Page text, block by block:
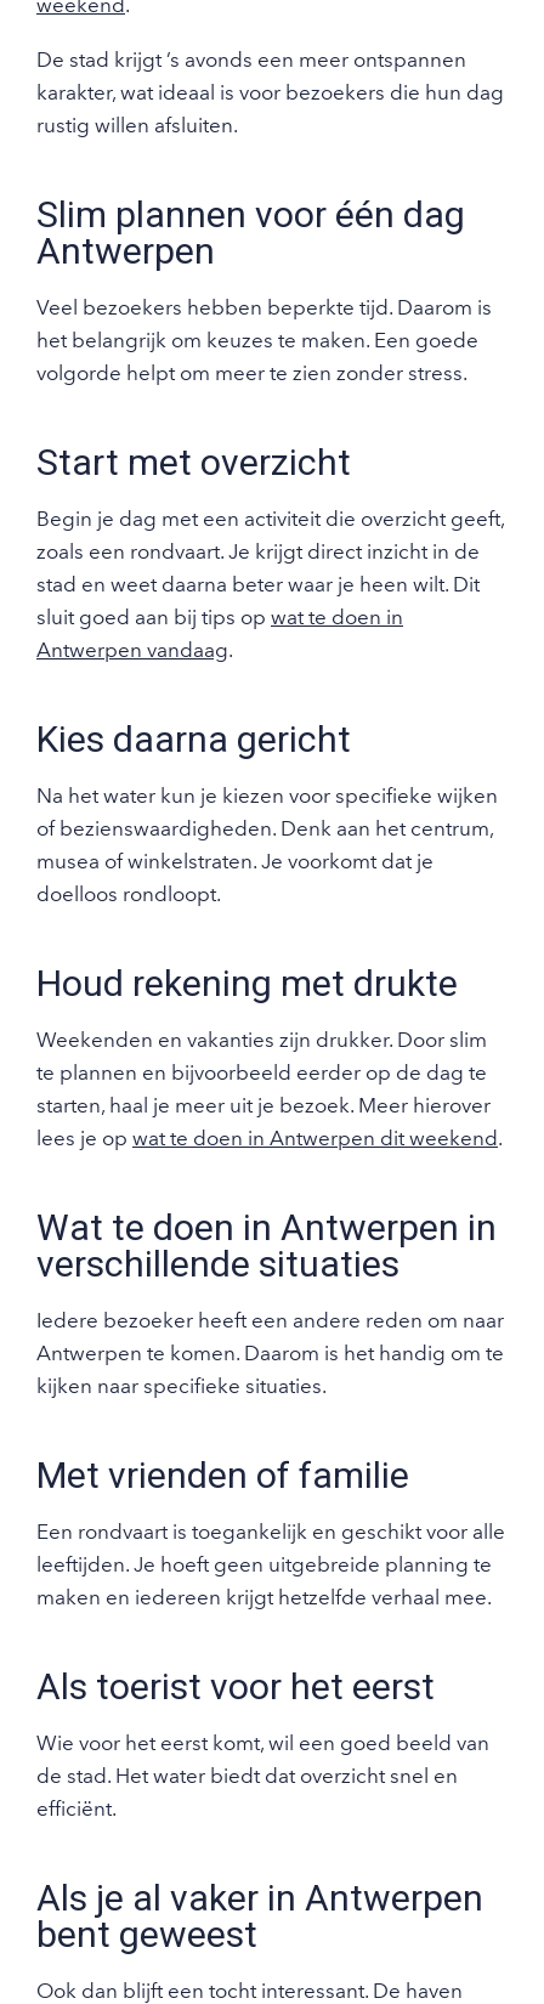
weekend.
De stad krijgt ’s avonds een meer ontspannen
karakter, wat ideaal is voor bezoekers die hun dag
rustig willen afsluiten.
Slim plannen voor één dag
Antwerpen
Veel bezoekers hebben beperkte tijd. Daarom is
het belangrijk om keuzes te maken. Een goede
volgorde helpt om meer te zien zonder stress.
Start met overzicht
Begin je dag met een activiteit die overzicht geeft,
zoals een rondvaart. Je krijgt direct inzicht in de
stad en weet daarna beter waar je heen wilt. Dit
sluit goed aan bij tips op wat te doen in
Antwerpen vandaag.
Kies daarna gericht
Na het water kun je kiezen voor specifieke wijken
of bezienswaardigheden. Denk aan het centrum,
musea of winkelstraten. Je voorkomt dat je
doelloos rondloopt.
Houd rekening met drukte
Weekenden en vakanties zijn drukker. Door slim
te plannen en bijvoorbeeld eerder op de dag te
starten, haal je meer uit je bezoek. Meer hierover
lees je op wat te doen in Antwerpen dit weekend.
Wat te doen in Antwerpen in
verschillende situaties
Iedere bezoeker heeft een andere reden om naar
Antwerpen te komen. Daarom is het handig om te
kijken naar specifieke situaties.
Met vrienden of familie
Een rondvaart is toegankelijk en geschikt voor alle
leeftijden. Je hoeft geen uitgebreide planning te
maken en iedereen krijgt hetzelfde verhaal mee.
Als toerist voor het eerst
Wie voor het eerst komt, wil een goed beeld van
de stad. Het water biedt dat overzicht snel en
efficiënt.
Als je al vaker in Antwerpen
bent geweest
Ook dan blijft een tocht interessant. De haven